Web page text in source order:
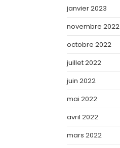
janvier 2023
novembre 2022
octobre 2022
juillet 2022
juin 2022
mai 2022
avril 2022
mars 2022